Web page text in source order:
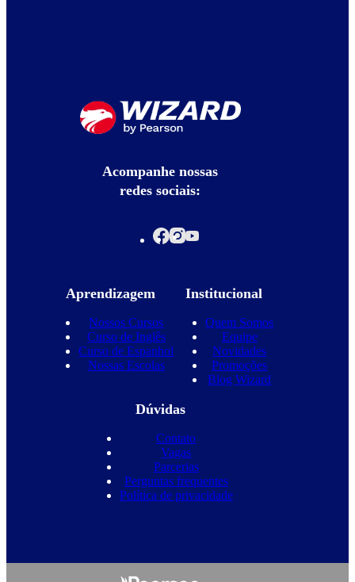
Acompanhe nossas
redes sociais:
Aprendizagem
Nossos Cursos
Curso de Inglês
Curso de Espanhol
Nossas Escolas
Institucional
Quem Somos
Equipe
Novidades
Promoções
Blog Wizard
Dúvidas
Contato
Vagas
Parcerias
Perguntas frequentes
Política de privacidade